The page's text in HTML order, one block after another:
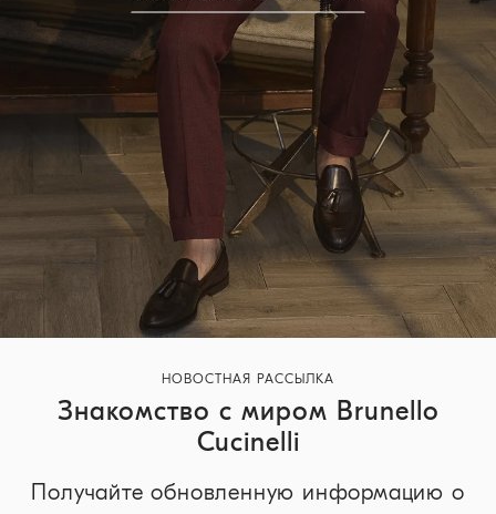
НОВОСТНАЯ РАССЫЛКА
Знакомство с миром Brunello
Cucinelli
Получайте обновленную информацию о